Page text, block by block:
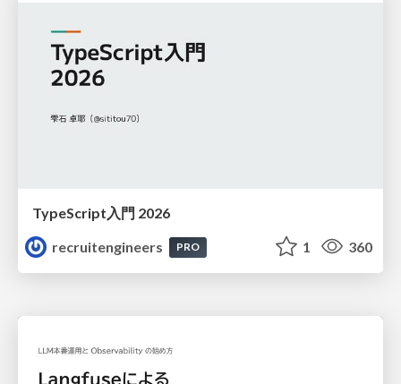
TypeScript入門 2026
recruitengineers
PRO 1 360